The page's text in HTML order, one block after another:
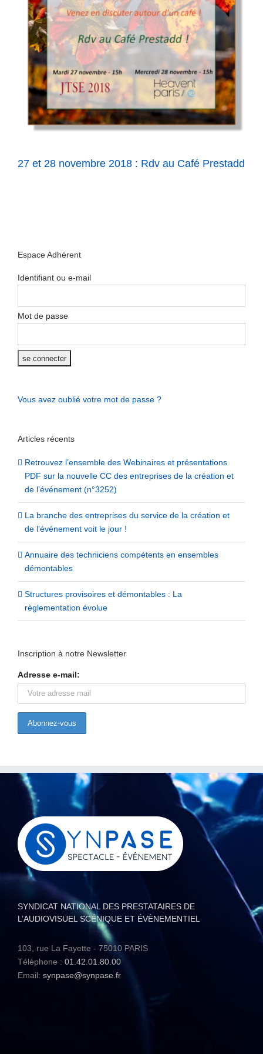
27 et 28 novembre 2018 : Rdv au Café Prestadd
Espace Adhérent
Identifiant ou e-mail
Mot de passe
Vous avez oublié votre mot de passe ?
Articles récents
Retrouvez l’ensemble des Webinaires et présentations
PDF sur la nouvelle CC des entreprises de la création et
de l’événement (n°3252)
La branche des entreprises du service de la création et
de l’événement voit le jour !
Annuaire des techniciens compétents en ensembles
démontables
Structures provisoires et démontables : La
règlementation évolue
Inscription à notre Newsletter
Adresse e-mail:
SYNDICAT NATIONAL DES PRESTATAIRES DE
L’AUDIOVISUEL SCÉNIQUE ET ÉVÈNEMENTIEL
103, rue La Fayette - 75010 PARIS
Téléphone : 01.42.01.80.00
Email: synpase@synpase.fr